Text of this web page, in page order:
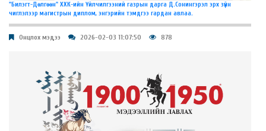
"Билэгт-Дөлгөөн" ХХК-ийн Үйлчилгээний газрын дарга Д.Сонингэрэл эрх зүйн
чиглэлээр магистрын диплом, энгэрийн тэмдгээ гардан авлаа.
Онцлох мэдээ 2026-02-03 11:07:50 878